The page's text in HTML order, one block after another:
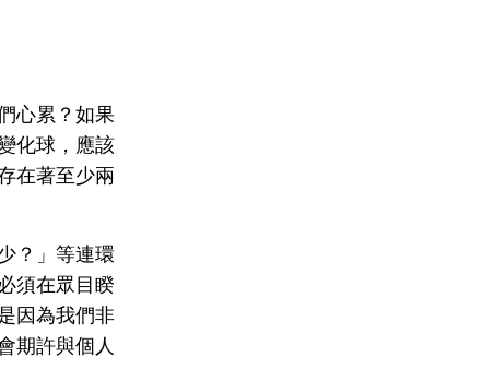
心累？如果
化球，應該
在著至少兩
？」等連環
須在眾目睽
因為我們非
期許與個人